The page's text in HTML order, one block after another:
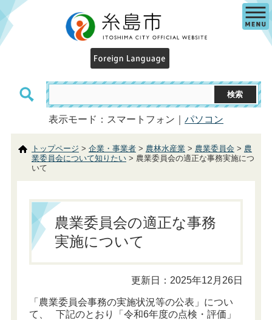
表示モード：スマートフォン｜ パソコン
トップページ > 企業・事業者> 農林水産業> 農業委員会 > 農
業委員会について知りたい> 農業委員会の適正な事務実施につ
いて
農業委員会の適正な事務
実施について
更新日：2025年12月26日
「農業委員会事務の実施状況等の公表」につい
て、 下記のとおり「令和6年度の点検・評価」